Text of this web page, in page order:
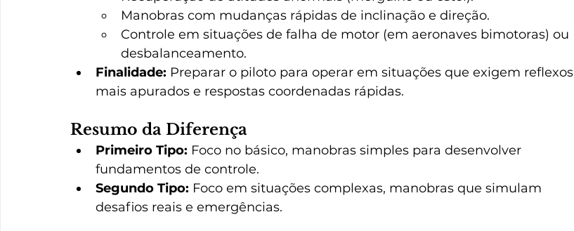
Manobras com mudanças rápidas de inclinação e direção.
Controle em situações de falha de motor (em aeronaves bimotoras) ou
desbalanceamento.
Finalidade: Preparar o piloto para operar em situações que exigem reflexos
mais apurados e respostas coordenadas rápidas.
Resumo da Diferença
Primeiro Tipo: Foco no básico, manobras simples para desenvolver
fundamentos de controle.
Segundo Tipo: Foco em situações complexas, manobras que simulam
desafios reais e emergências.